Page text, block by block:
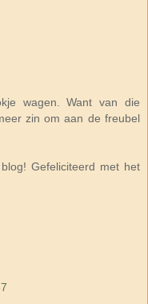
wagen. Want van die
zin om aan de freubel
Gefeliciteerd met het